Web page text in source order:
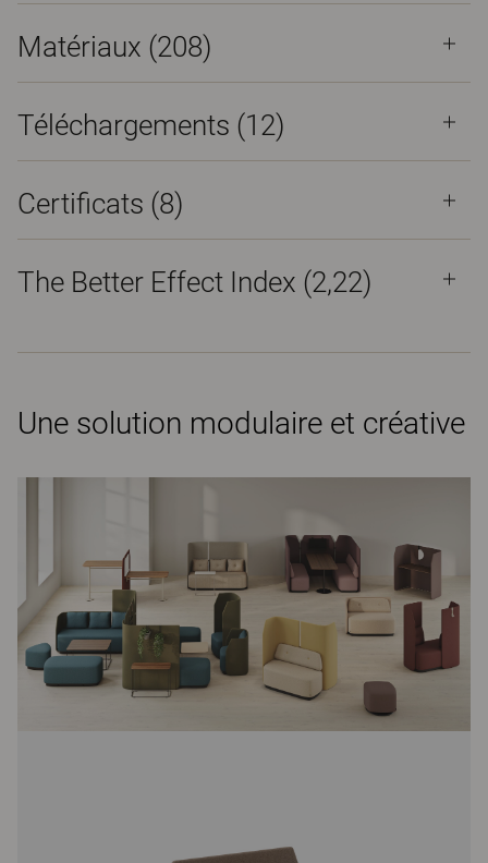
Matériaux (208)
Téléchargements (12)
Certificats (8)
The Better Effect Index (2,22)
Une solution modulaire et créative